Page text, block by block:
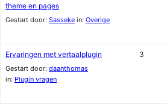
theme en pages
Gestart door: Sasseke in: Overige
Ervaringen met vertaalplugin
Gestart door: daanthomas
in: Plugin vragen
3